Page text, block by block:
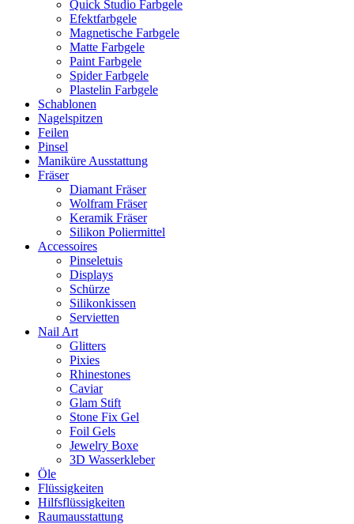
Quick Studio Farbgele
Efektfarbgele
Magnetische Farbgele
Matte Farbgele
Paint Farbgele
Spider Farbgele
Plastelin Farbgele
Schablonen
Nagelspitzen
Feilen
Pinsel
Maniküre Ausstattung
Fräser
Diamant Fräser
Wolfram Fräser
Keramik Fräser
Silikon Poliermittel
Accessoires
Pinseletuis
Displays
Schürze
Silikonkissen
Servietten
Nail Art
Glitters
Pixies
Rhinestones
Caviar
Glam Stift
Stone Fix Gel
Foil Gels
Jewelry Boxe
3D Wasserkleber
Öle
Flüssigkeiten
Hilfsflüssigkeiten
Raumausstattung